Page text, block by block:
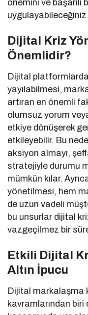
önemini ve
uygulayabileceğiniz
Dijital Kriz
Önemlidir?
Dijital platformlarda
yayılabilmesi,
artıran en önemli
olumsuz yorum
etkiye dönüşerek
etkileyebilir. Bu
aksiyon almayı,
stratejiyle durumu
mümkün kılar.
yönetilmesi, hem
de uzun vadeli
bu unsurlar dijital
vazgeçilmez bir
Etkili Dijital
Altın İpucu
Dijital markalaşma
kavramlarından biri